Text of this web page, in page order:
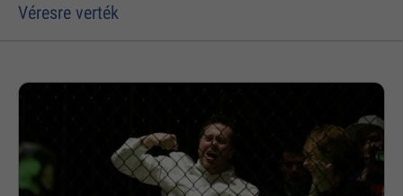
Véresre verték